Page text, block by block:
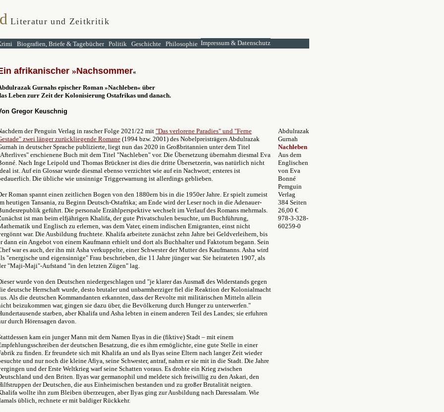
Literatur und Zeitkritik
Biografien, Briefe & Tagebücher Politik Geschichte Philosophie Impressum & Datenschutz
in afrikanischer »Nachsommer«
Gurnahs epischer Roman »Nachleben« über
Leben zurr Zeit der Kolonisierung Ostafrikas und danach.
Gregor Keuschnig
der Penguin Verlag in rascher Folge 2021/22 mit "Das verlorene Paradies" und "Ferne
zwei länger zurückliegende Romane (1994 bzw. 2001) des Nobelpreisträgers Abdulrazak
in deutscher Sprache publizierte, liegt nun das 2020 in Großbritannien unter dem Titel
erschienene Buch mit dem Titel "Nachleben" vor. Die Übersetzung übernahm diesmal Eva
Nach Inge Leipold und Thomas Brückner ist dies die dritte Übersetzerin, was natürlich nicht
ist. Auf ein Glossar wurde diesmal ebenso verzichtet wie auf ein Nachwort; ersteres ist
Die übliche wie unsinnige Triggerwarnung ist allerdings geblieben.
Roman spannt einen zeitlichen Bogen von den 1880ern bis in die 1950er Jahre. Er spielt zumeist
heutigen Tansania, zu Beginn Deutsch-Ostafrika; am Ende wird der Leser noch in die Adenauer-
geführt. Die personale Erzählperspektive wechselt im Verlauf des Romans mehrmals.
ist man beim elfjährigen Khalifa, der gute Privatschulen besuchte, um Buchführung,
und Englisch zu erlernen, was dem Vater, einem indischen Emigranten, einst nicht
war. Die Ausbildung fruchtete. Khalifa arbeitete zunächst zehn Jahre bei Geldverleihern, bis
dann ein Angebot von einem Kaufmann erhielt und dort als Buchhalter und Faktotum begann. Sein
war es auch, der ihn mit Asha verkuppelte, einer Schwester der Mutter des Kaufmanns. Asha wird
"energische und eigensinnige" Frau beschrieben, die 11 Jahre jünger war. Sie heirateten 1907, als
"Maji-Maji"-Aufstand "in den letzten Zügen" lag.
wurde von den Deutschen niedergeschlagen und "je klarer das Ausmaß des Widerstands gegen
deutsche Herrschaft wurde, desto brutaler und unbarmherziger fiel die Reaktion der Kolonialmacht
Als die deutschen Kommandanten erkannten, dass der Revolte mit militärischen Mitteln allein
beizukommen war, gingen sie dazu über, die Bevölkerung durch Hunger zu unterwerfen."
starben, aber Khalifa und Asha lebten in einem anderen Teil des Landes; sie erfuhren
durch Hörensagen davon.
kam ein junger Mann mit dem Namen Ilyas in die (fiktive) Stadt – mit einem
der deutschen Besatzung, die es ihm ermöglichte, eine gute Stelle in einer
zu finden. Er freundete sich mit Khalifa an und als Ilyas seine Eltern nach langer Zeit wieder
und nur noch die kleine Afiya, seine Schwester, antraf, nahm er sie mit in die Stadt. Die Jahre
und der Erste Weltkrieg warf seine Schatten voraus. Es drohte ein Krieg zwischen
und den Briten. Ilyas war germanophil und meldete sich freiwillig zu den Askari, den
der Deutschen, die aus Einheimischen bestanden und zu großer Brutalität neigten.
wollte ihn zum Bleiben überzeugen, aber Ilyas ging zur Ausbildung nach Daressalam. Wie
üblich, rechnete er mit baldiger Rückkehr.
Abdulrazak
Gurnah
Nachleben
Aus dem
Englischen
von Eva
Bonné
Pemguin
Verlag
384 Seiten
26,00 €
978-3-328-
60259-0